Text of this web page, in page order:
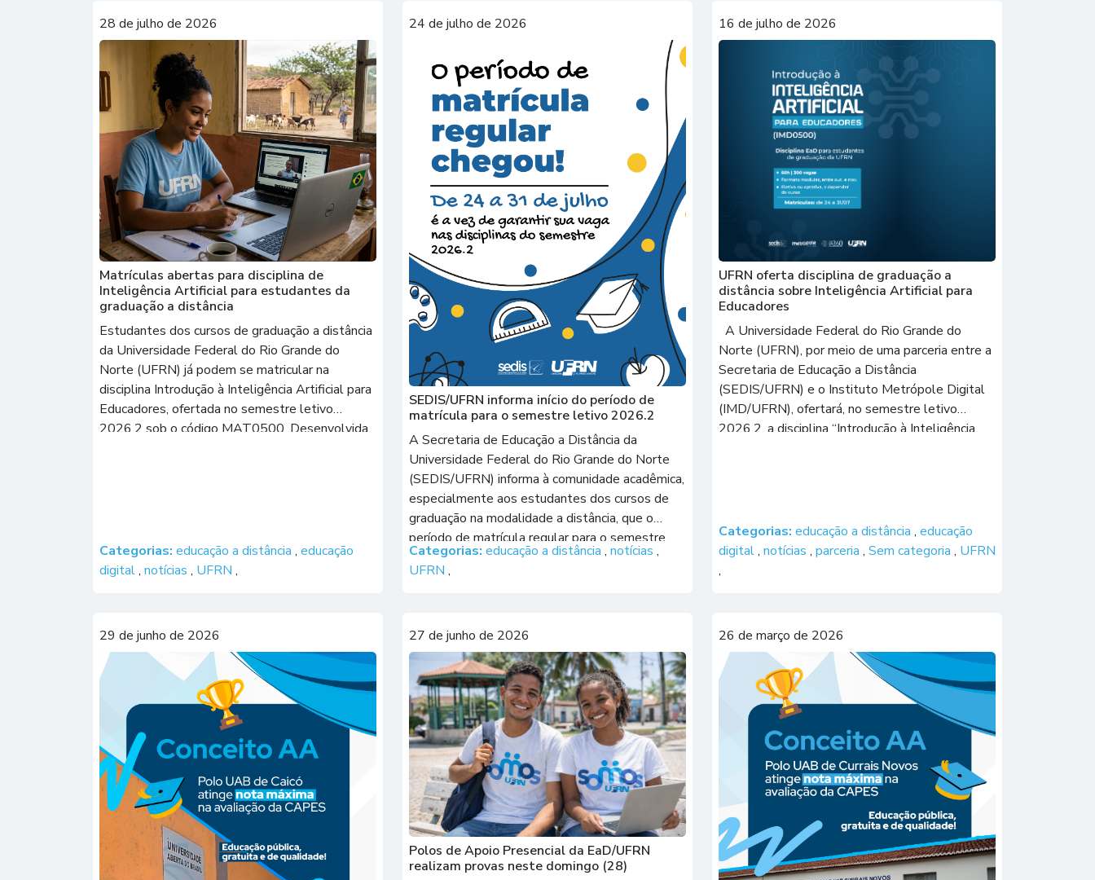
28 de julho de 2026
Matrículas abertas para disciplina de
Inteligência Artificial para estudantes da
graduação a distância
Estudantes dos cursos de graduação a distância
da Universidade Federal do Rio Grande do
Norte (UFRN) já podem se matricular na
disciplina Introdução à Inteligência Artificial para
Educadores, ofertada no semestre letivo
2026.2 sob o código MAT0500. Desenvolvida
Categorias: educação a distância , educação
digital, notícias , UFRN ,
24 de julho de 2026
SEDIS/UFRN informa início do período de
matrícula para o semestre letivo 2026.2
A Secretaria de Educação a Distância da
Universidade Federal do Rio Grande do Norte
(SEDIS/UFRN) informa à comunidade acadêmica,
especialmente aos estudantes dos cursos de
graduação na modalidade a distância, que o
período de matrícula regular para o semestre
letivo 2026.2 terá início nesta sexta-feira (24) e
seguirá até o dia 31 de julho. Durante […]
Categorias: educação a distância , notícias ,
UFRN ,
16 de julho de 2026
UFRN oferta disciplina de graduação a
distância sobre Inteligência Artificial para
Educadores
A Universidade Federal do Rio Grande do
Norte (UFRN), por meio de uma parceria entre a
Secretaria de Educação a Distância
(SEDIS/UFRN) e o Instituto Metrópole Digital
(IMD/UFRN), ofertará, no semestre letivo
2026.2, a disciplina “Introdução à Inteligência
Categorias: educação a distância , educação
digital, notícias , parceria , Sem categoria , UFRN
,
29 de junho de 2026 27 de junho de 2026
Polos de Apoio Presencial da EaD/UFRN
realizam provas neste domingo (28)
26 de março de 2026